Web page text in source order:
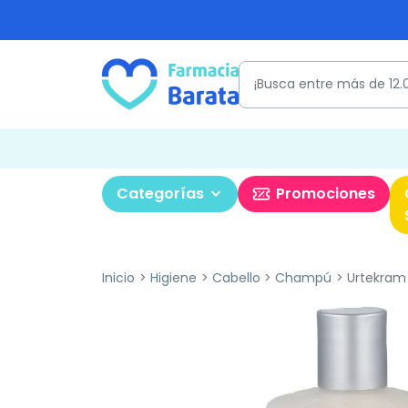
Categorías Promociones
Inicio Higiene Cabello Champú